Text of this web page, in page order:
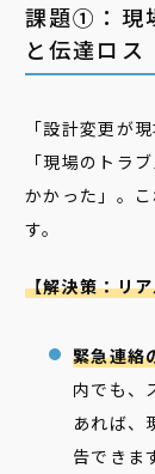
課題①：現
と伝達ロス
「設計変更が
「現場のトラ
かかった」。
す。
【解決策：リ
緊急連
内でも、
あれば、
告できま